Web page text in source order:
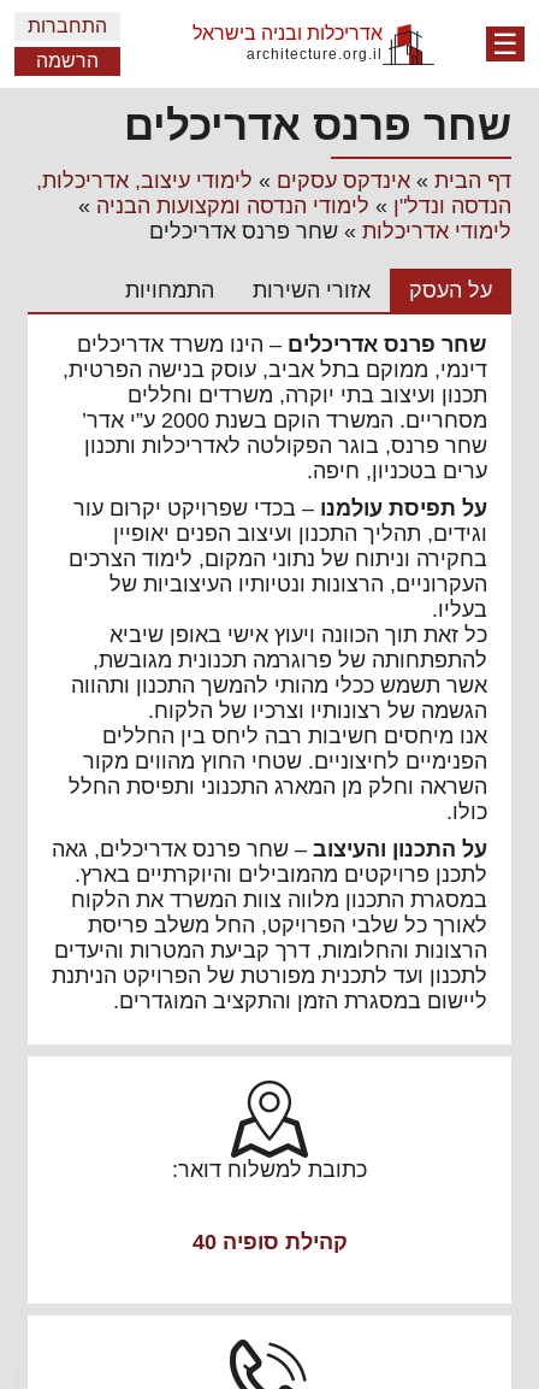
☰ אדריכלות ובניה בישראל
architecture.org.il
התחברות
הרשמה
שחר פרנס אדריכלים
דף הבית» אינדקס עסקים » לימודי עיצוב, אדריכלות,
הנדסה ונדל"ן » לימודי הנדסה ומקצועות הבניה »
לימודי אדריכלות» שחר פרנס אדריכלים
על העסק אזורי השירות התמחויות
שחר פרנס אדריכלים – הינו משרד אדריכלים
דינמי, ממוקם בתל אביב, עוסק בנישה הפרטית,
תכנון ועיצוב בתי יוקרה, משרדים וחללים
מסחריים. המשרד הוקם בשנת 2000 ע”י אדר’
שחר פרנס, בוגר הפקולטה לאדריכלות ותכנון
ערים בטכניון, חיפה.
על תפיסת עולמנו – בכדי שפרויקט יקרום עור
וגידים, תהליך התכנון ועיצוב הפנים יאופיין
בחקירה וניתוח של נתוני המקום, לימוד הצרכים
העקרוניים, הרצונות ונטיותיו העיצוביות של
בעליו.
כל זאת תוך הכוונה ויעוץ אישי באופן שיביא
להתפתחותה של פרוגרמה תכנונית מגובשת,
אשר תשמש ככלי מהותי להמשך התכנון ותהווה
הגשמה של רצונותיו וצרכיו של הלקוח.
אנו מיחסים חשיבות רבה ליחס בין החללים
הפנימיים לחיצוניים. שטחי החוץ מהווים מקור
השראה וחלק מן המארג התכנוני ותפיסת החלל
כולו.
על התכנון והעיצוב– שחר פרנס אדריכלים, גאה
לתכנן פרויקטים מהמובילים והיוקרתיים בארץ.
במסגרת התכנון מלווה צוות המשרד את הלקוח
לאורך כל שלבי הפרויקט, החל משלב פריסת
הרצונות והחלומות, דרך קביעת המטרות והיעדים
לתכנון ועד לתכנית מפורטת של הפרויקט הניתנת
ליישום במסגרת הזמן והתקציב המוגדרים.
כתובת למשלוח דואר:
קהילת סופיה 40